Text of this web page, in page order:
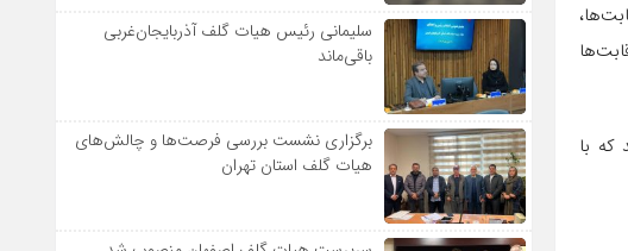
که با
سلیمانی رئیس هیات گلف آذربایجان‌غربی
باقی‌ماند
برگزاری نشست بررسی فرصت‌ها و چالش‌های
هیات گلف استان تهران